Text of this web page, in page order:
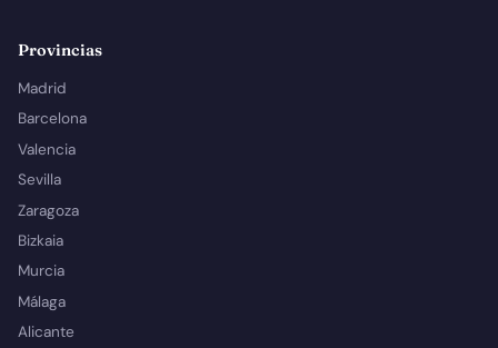
Provincias
Madrid
Barcelona
Valencia
Sevilla
Zaragoza
Bizkaia
Murcia
Málaga
Alicante